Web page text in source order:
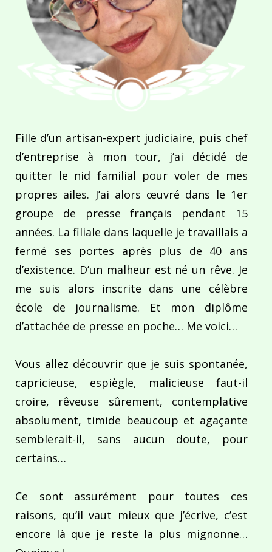
Fille d’un artisan-expert judiciaire, puis chef
d’entreprise à mon tour, j’ai décidé de
quitter le nid familial pour voler de mes
propres ailes. J’ai alors œuvré dans le 1er
groupe de presse français pendant 15
années. La filiale dans laquelle je travaillais a
fermé ses portes après plus de 40 ans
d’existence. D’un malheur est né un rêve. Je
me suis alors inscrite dans une célèbre
école de journalisme. Et mon diplôme
d’attachée de presse en poche… Me voici…
Vous allez découvrir que je suis spontanée,
capricieuse, espiègle, malicieuse faut-il
croire, rêveuse sûrement, contemplative
absolument, timide beaucoup et agaçante
semblerait-il, sans aucun doute, pour
certains…
Ce sont assurément pour toutes ces
raisons, qu’il vaut mieux que j’écrive, c’est
encore là que je reste la plus mignonne…